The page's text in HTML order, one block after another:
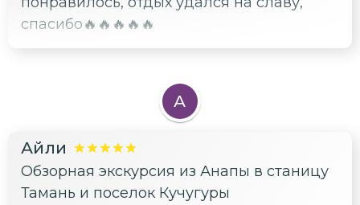
спасибо🔥🔥🔥🔥🔥
А
Айли
Обзорная экскурсия из Анапы в станицу
Тамань и поселок Кучугуры